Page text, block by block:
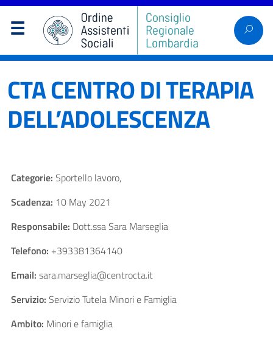
CTA CENTRO DI TERAPIA
DELL’ADOLESCENZA
Categorie: Sportello lavoro,
Scadenza: 10 May 2021
Responsabile: Dott.ssa Sara Marseglia
Telefono: +393381364140
Email: sara.marseglia@centrocta.it
Servizio: Servizio Tutela Minori e Famiglia
Ambito: Minori e famiglia